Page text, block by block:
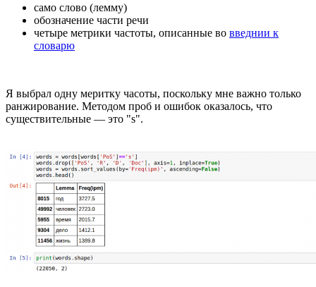
само слово (лемму)
обозначение части речи
четыре метрики частоты, описанные во введнии к
словарю
Я выбрал одну меритку часоты, поскольку мне важно только
ранжирование. Методом проб и ошибок оказалось, что
существительные — это "s".